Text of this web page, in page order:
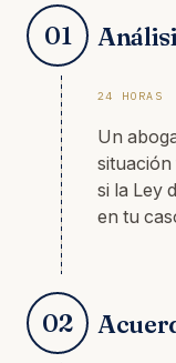
01
24 HORAS
Un
si la Ley
en tu
02